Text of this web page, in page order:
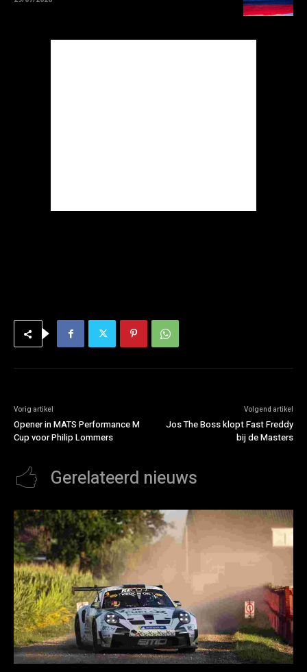
Vorig artikel
Opener in MATS Performance M
Cup voor Philip Lommers
Volgend artikel
Jos The Boss klopt Fast Freddy
bij de Masters
Gerelateerd nieuws